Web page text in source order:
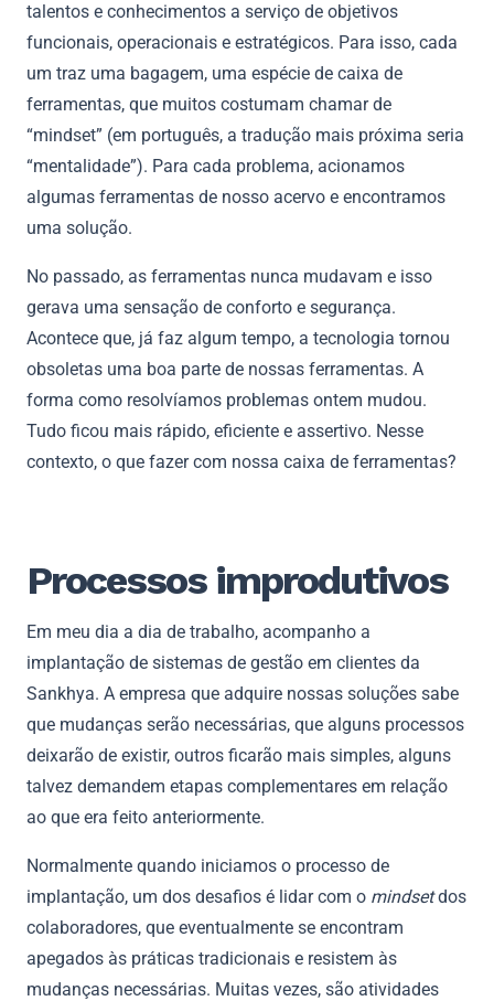
talentos e conhecimentos a serviço de objetivos
funcionais, operacionais e estratégicos. Para isso, cada
um traz uma bagagem, uma espécie de caixa de
ferramentas, que muitos costumam chamar de
“mindset” (em português, a tradução mais próxima seria
“mentalidade”). Para cada problema, acionamos
algumas ferramentas de nosso acervo e encontramos
uma solução.
No passado, as ferramentas nunca mudavam e isso
gerava uma sensação de conforto e segurança.
Acontece que, já faz algum tempo, a tecnologia tornou
obsoletas uma boa parte de nossas ferramentas. A
forma como resolvíamos problemas ontem mudou.
Tudo ficou mais rápido, eficiente e assertivo. Nesse
contexto, o que fazer com nossa caixa de ferramentas?
Processos improdutivos
Em meu dia a dia de trabalho, acompanho a
implantação de sistemas de gestão em clientes da
Sankhya. A empresa que adquire nossas soluções sabe
que mudanças serão necessárias, que alguns processos
deixarão de existir, outros ficarão mais simples, alguns
talvez demandem etapas complementares em relação
ao que era feito anteriormente.
Normalmente quando iniciamos o processo de
implantação, um dos desafios é lidar com o mindsetdos
colaboradores, que eventualmente se encontram
apegados às práticas tradicionais e resistem às
mudanças necessárias. Muitas vezes, são atividades